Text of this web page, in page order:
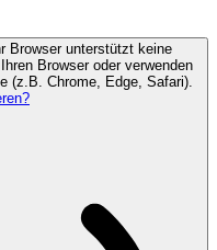
Browser unterstützt keine
Browser oder verwenden
(z.B. Chrome, Edge, Safari).